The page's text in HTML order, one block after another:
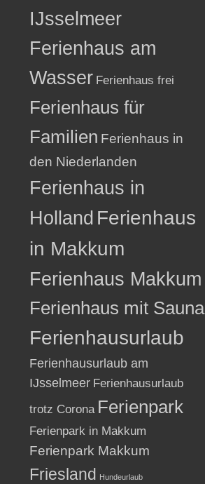
IJsselmeer
Ferienhaus am
Wasser Ferienhaus frei
Ferienhaus für
Familien Ferienhaus in
den Niederlanden
Ferienhaus in
Holland Ferienhaus
in Makkum
Ferienhaus Makkum
Ferienhaus mit Sauna
Ferienhausurlaub
Ferienhausurlaub am
IJsselmeer Ferienhausurlaub
trotz Corona Ferienpark
Ferienpark in Makkum
Ferienpark Makkum
Friesland Hundeurlaub